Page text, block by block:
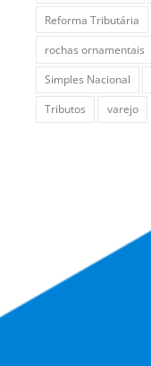
Reforma Tributária
rochas ornamentais
Simples Nacional
Tributos
varejo